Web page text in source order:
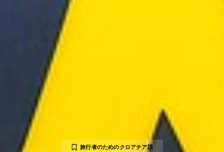
旅行者のためのクロアチア語